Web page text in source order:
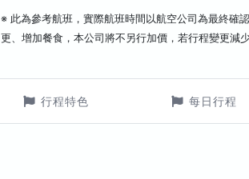
※ 此為參考航班，實際航班時間以航空公司為最終確
更、增加餐食，本公司將不另行加價，若行程變更減
行程特色 每日行程